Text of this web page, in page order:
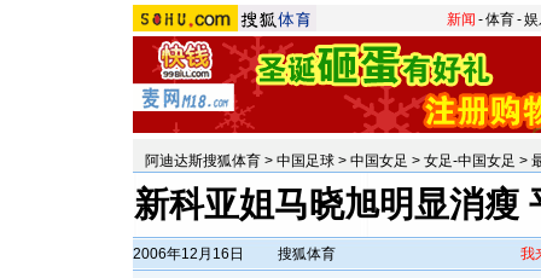
新闻 -体育-
阿迪达斯搜狐体育 > 中国足球 > 中国女足 > 女足-中国女足 >
新科亚姐马晓旭明显消瘦
2006年12月16日
搜狐体育 我